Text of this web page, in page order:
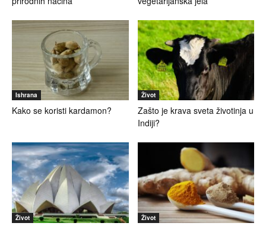
Ishrana
Kako se koristi kardamon?
Život
Zašto je krava sveta životinja u
Indiji?
Život Život